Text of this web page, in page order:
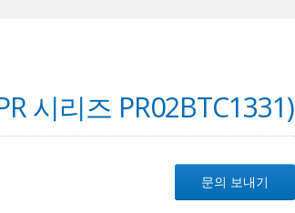
시리즈 PR02BTC1331)
문의 보내기